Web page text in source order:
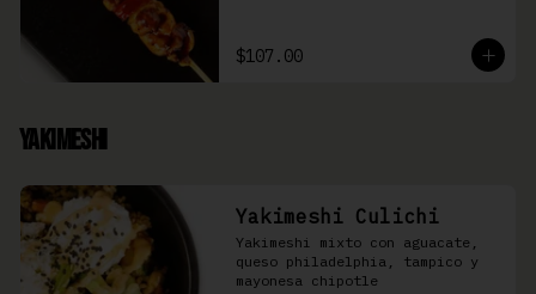
$107.00
Yakimeshi
Yakimeshi Culichi
Yakimeshi mixto con aguacate,
queso philadelphia, tampico y
mayonesa chipotle